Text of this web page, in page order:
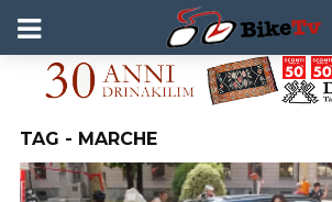
TAG - MARCHE